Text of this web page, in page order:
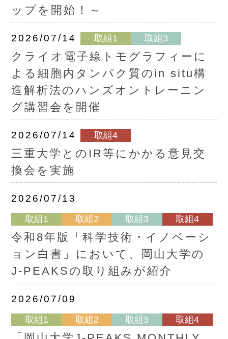
ップを開始！～
2026/07/14 取組1 取組3
クライオ電子線トモグラフィーに
よる細胞内タンパク質のin situ構
造解析法のハンズオントレーニン
グ講習会を開催
2026/07/14 取組4
三重大学とのIR等にかかる意見交
換会を実施
2026/07/13
取組1 取組2 取組3 取組4
令和8年版「科学技術・イノベーシ
ョン白書」において、岡山大学の
J-PEAKSの取り組みが紹介
2026/07/09
取組1 取組2 取組3 取組4